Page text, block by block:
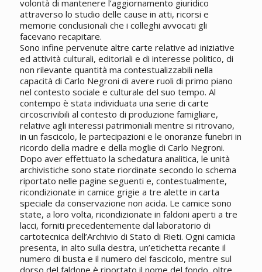
volontà di mantenere l’aggiornamento giuridico
attraverso lo studio delle cause in atti, ricorsi e
memorie conclusionali che i colleghi avvocati gli
facevano recapitare.
Sono infine pervenute altre carte relative ad iniziative
ed attività culturali, editoriali e di interesse politico, di
non rilevante quantità ma contestualizzabili nella
capacità di Carlo Negroni di avere ruoli di primo piano
nel contesto sociale e culturale del suo tempo. Al
contempo è stata individuata una serie di carte
circoscrivibili al contesto di produzione famigliare,
relative agli interessi patrimoniali mentre si ritrovano,
in un fascicolo, le partecipazioni e le onoranze funebri in
ricordo della madre e della moglie di Carlo Negroni.
Dopo aver effettuato la schedatura analitica, le unità
archivistiche sono state riordinate secondo lo schema
riportato nelle pagine seguenti e, contestualmente,
ricondizionate in camice grigie a tre alette in carta
speciale da conservazione non acida. Le camice sono
state, a loro volta, ricondizionate in faldoni aperti a tre
lacci, forniti precedentemente dal laboratorio di
cartotecnica dell’Archivio di Stato di Rieti. Ogni camicia
presenta, in alto sulla destra, un’etichetta recante il
numero di busta e il numero del fascicolo, mentre sul